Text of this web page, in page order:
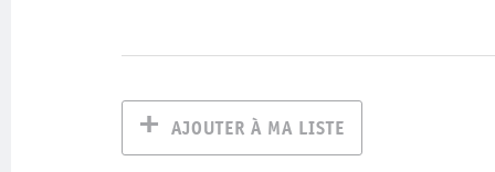
AJOUTER À MA LISTE